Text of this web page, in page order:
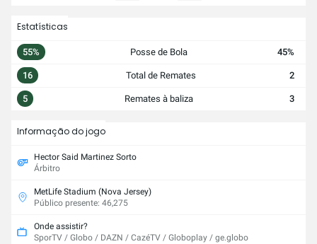
Estatísticas
55% Posse de Bola 45%
16 Total de Remates 2
5 Remates à baliza 3
Informação do jogo
Hector Said Martinez Sorto
Árbitro
MetLife Stadium (Nova Jersey)
Público presente: 46,275
Onde assistir?
SporTV / Globo / DAZN / CazéTV / Globoplay / ge.globo